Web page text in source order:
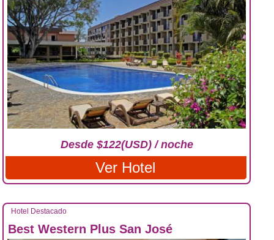
Desde $122(USD) / noche
Ver Hotel
Hotel Destacado
Best Western Plus San José